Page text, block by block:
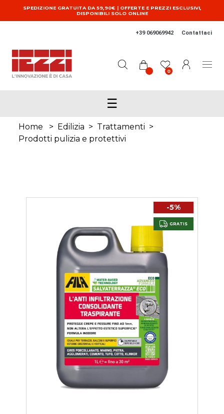
Salta al contenuto principale
SPEDIZIONE GRATUITA DA 59,90€ | OFFERTE E PREZZI ESCLUSIVI,
DISPONIBILI SOLO ONLINE
+39 069069942 Contattaci
0
☰
Home > Edilizia > Trattamenti >
Prodotti pulizia e protettivi
-5%
GRATIS